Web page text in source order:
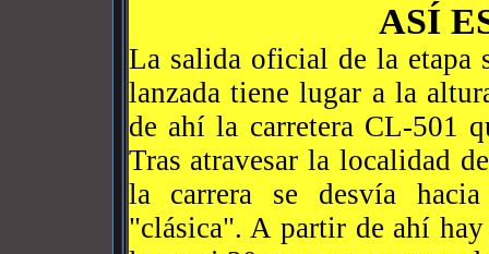
ASÍ
La salida oficial de la etapa
lanzada tiene lugar a la
de ahí la carretera CL-501
Tras atravesar la localidad
la carrera se desvía
"clásica". A partir de ahí